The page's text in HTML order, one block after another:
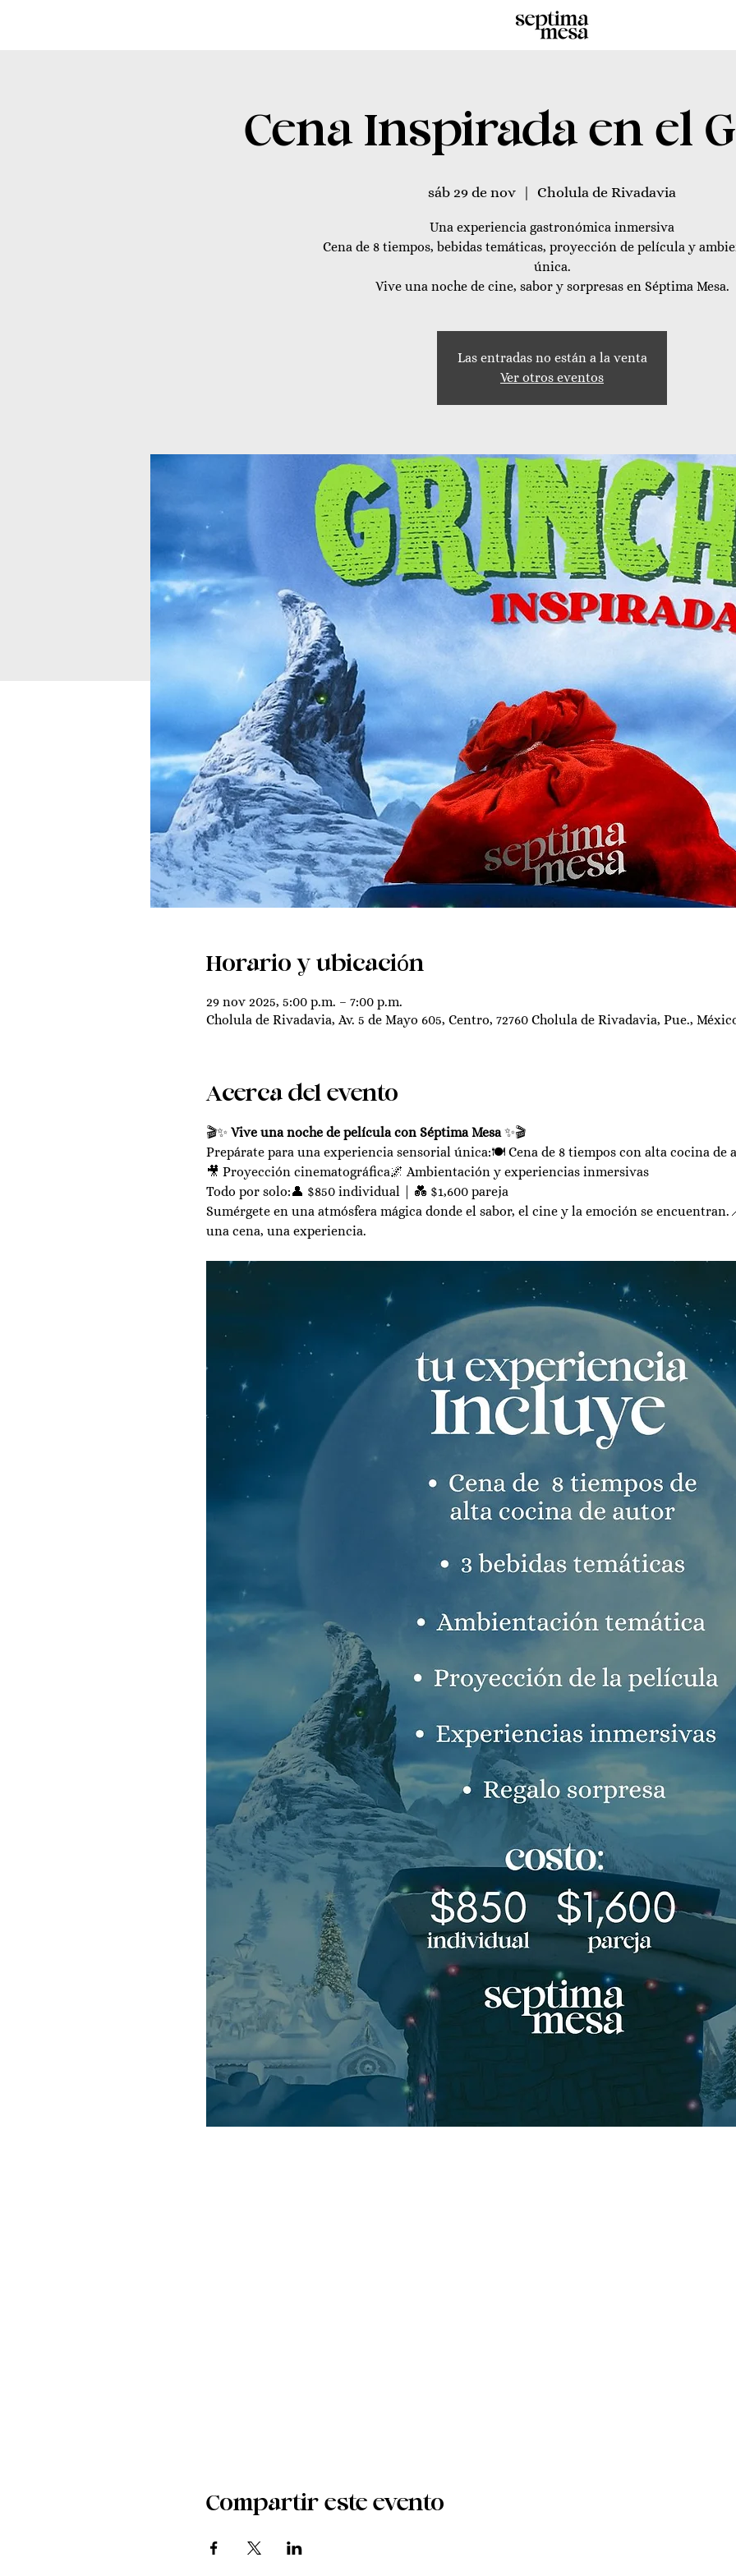
Cena Inspirada en el
sáb 29 de nov Cholula de Rivadavia
Una experiencia gastronómica inmersiva
Cena de 8 tiempos, bebidas temáticas, proyección de película y
única.
Vive una noche de cine, sabor y sorpresas en Séptima Mesa.
Las entradas no están a la venta
Ver otros eventos
Horario y ubicación
29 nov 2025, 5:00 p.m. – 7:00 p.m.
Cholula de Rivadavia, Av. 5 de Mayo 605, Centro, 72760 Cholula de Rivadavia, Pue.,
Acerca del evento
🎬✨ Vive una noche de película con Séptima Mesa ✨🎬
Prepárate para una experiencia sensorial única:🍽️ Cena de 8 tiempos con alta cocina de
🎥 Proyección cinematográfica🌌 Ambientación y experiencias inmersivas
Todo por solo:👤 $850 individual | 💑 $1,600 pareja
Sumérgete en una atmósfera mágica donde el sabor, el cine y la emoción se
una cena, una experiencia.
Compartir este evento